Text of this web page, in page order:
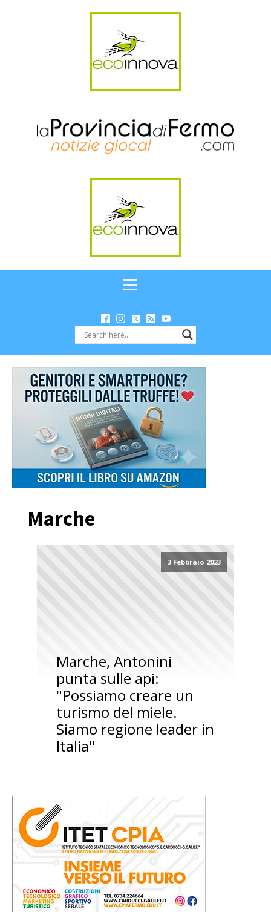
Marche
3 Febbraio 2023
Marche, Antonini
punta sulle api:
"Possiamo creare un
turismo del miele.
Siamo regione leader in
Italia"